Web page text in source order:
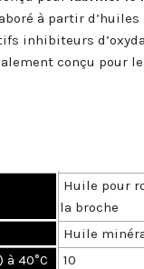
à partir
inhibiteurs
conçu pour
Huile pour
la broche
Huile
à 40°C
10